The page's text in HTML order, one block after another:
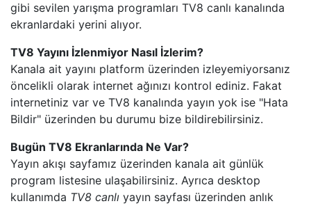
TEVE2
TV8,5
SöZCü TV
NTV
HABER GLOBAL
HABERTüRK
gibi sevilen yarışma programları TV8 canlı kanalında
ekranlardaki yerini alıyor.
TV8 Yayını İzlenmiyor Nasıl İzlerim?
Kanala ait yayını platform üzerinden izleyemiyorsanız
öncelikli olarak internet ağınızı kontrol ediniz. Fakat
internetiniz var ve TV8 kanalında yayın yok ise "Hata
Bildir" üzerinden bu durumu bize bildirebilirsiniz.
Bugün TV8 Ekranlarında Ne Var?
Yayın akışı sayfamız üzerinden kanala ait günlük
program listesine ulaşabilirsiniz. Ayrıca desktop
kullanımda TV8 canlı yayın sayfası üzerinden anlık